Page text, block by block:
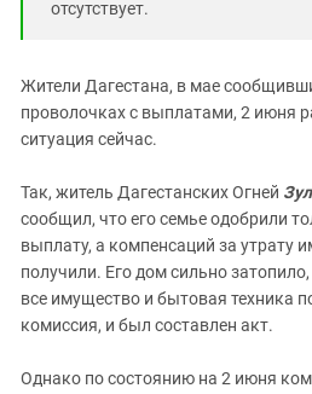
отсутствует.
Жители Дагестана, в мае
проволочках с выплатами, 2 июня
ситуация сейчас.
Так, житель Дагестанских Огней
сообщил, что его семье одобрили
выплату, а компенсаций за утрату
получили. Его дом сильно
все имущество и бытовая техника
комиссия, и был составлен акт.
Однако по состоянию на 2 июня